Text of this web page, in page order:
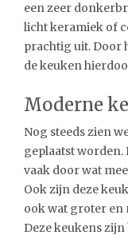
een zeer
licht keramiek of
prachtig uit. Door
de keuken
Moderne
Nog steeds zien
geplaatst worden.
vaak door wat
Ook zijn deze
ook wat groter en
Deze keukens zijn